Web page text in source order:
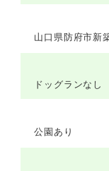
山口県防府市新
ドッグランなし
公園あり